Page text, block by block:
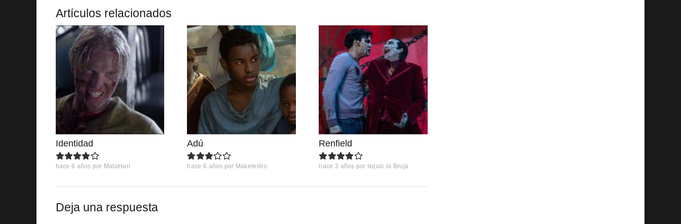
Artículos relacionados
Identidad
hace 6 años por MataHari
Adú
hace 6 años por Makelelillo
Renfield
hace 3 años por Ixquic la Bruja
Deja una respuesta